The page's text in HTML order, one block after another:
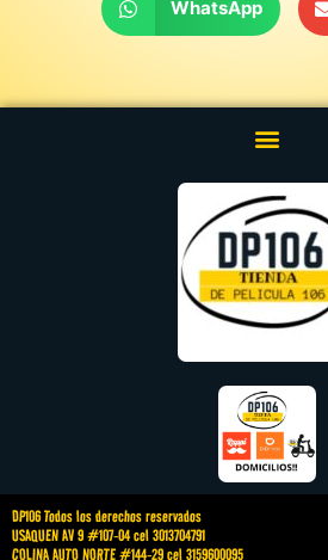
WhatsApp
DP106 Todos los derechos reservados
USAQUEN AV 9 #107-04 cel 3013704791
COLINA AUTO NORTE #144-29 cel 3159600095